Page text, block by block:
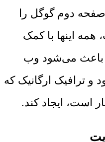
صفحه دوم گوگل را
همه اینها با کمک
باعث می‌شود وب
و ترافیک ارگانیک که
است، ایجاد کند.